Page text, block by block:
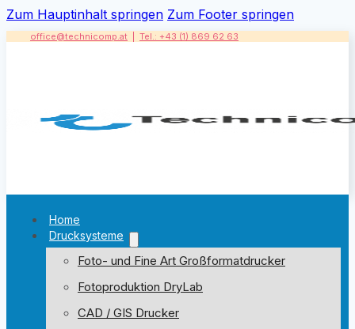
Zum Hauptinhalt springen Zum Footer springen
office@technicomp.at Tel.: +43 (1) 869 62 63
Home
Drucksysteme
Foto- und Fine Art Großformatdrucker
Fotoproduktion DryLab
CAD / GIS Drucker